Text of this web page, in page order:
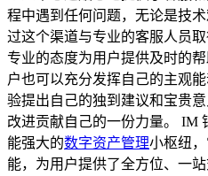
程中遇到任何问题，无论是技
过这个渠道与专业的客服人员
专业的态度为用户提供及时的
户也可以充分发挥自己的主观
验提出自己的独到建议和宝贵
改进贡献自己的一份力量。 IM
能强大的数字资产管理小枢纽
能，为用户提供了全方位、一